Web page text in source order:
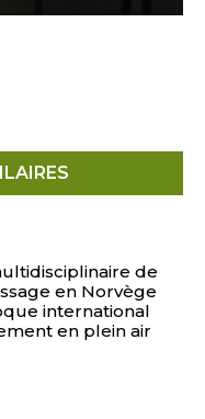
de
en Norvège
international
en plein air